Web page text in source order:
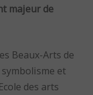
majeur de
Beaux-Arts de
et
des arts